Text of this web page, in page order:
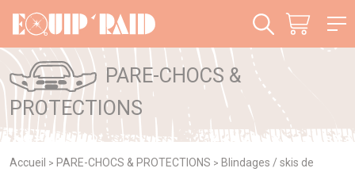
PARE-CHOCS &
PROTECTIONS
Accueil > PARE-CHOCS & PROTECTIONS > Blindages / skis de
Panneau de gestion des cookies